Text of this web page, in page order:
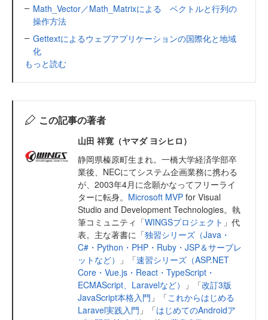
Math_Vector／Math_Matrixによる ベクトルと行列の
操作方法
Gettextによるウェブアプリケーションの国際化と地域
化
もっと読む
この記事の著者
山田 祥寛（ヤマダ ヨシヒロ）
静岡県榛原町生まれ。一橋大学経済学部卒
業後、NECにてシステム企画業務に携わる
が、2003年4月に念願かなってフリーライ
ターに転身。 Microsoft MVP for Visual
Studio and Development Technologies。執
筆コミュニティ「WINGSプロジェクト 」代
表。主な著書に「独習シリーズ（Java・
C#・Python・PHP・Ruby・JSP＆サーブレ
ットなど）
」「速習シリーズ（ASP.NET
Core・Vue.js・React・TypeScript・
ECMAScript、Laravelなど）
」「改訂3版
JavaScript本格入門 」「これからはじめる
Laravel実践入門 」「はじめてのAndroidア